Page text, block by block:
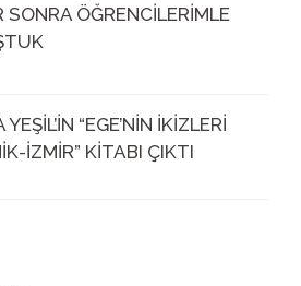
SONRA ÖĞRENCİLERİMLE
“EGE’NİN İKİZLERİ
İZMİR” KİTABI ÇIKTI